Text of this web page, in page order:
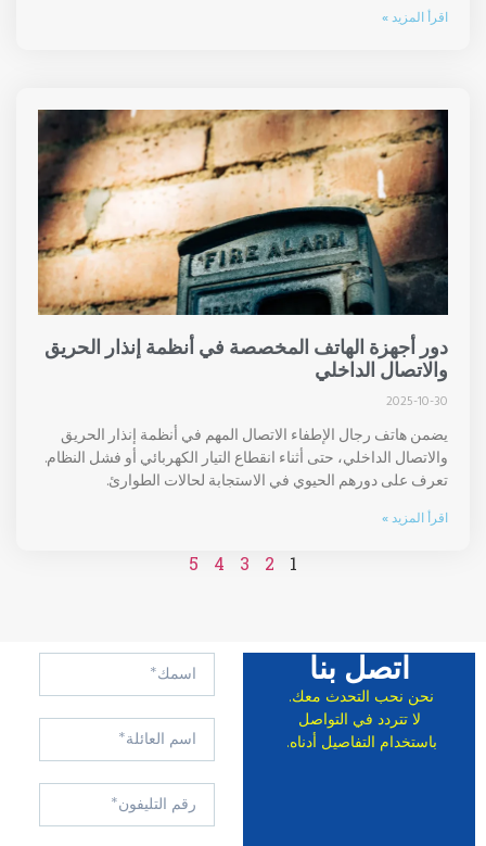
اقرأ المزيد »
دور أجهزة الهاتف المخصصة في أنظمة إنذار الحريق
والاتصال الداخلي
2025-10-30
يضمن هاتف رجال الإطفاء الاتصال المهم في أنظمة إنذار الحريق
والاتصال الداخلي، حتى أثناء انقطاع التيار الكهربائي أو فشل النظام.
تعرف على دورهم الحيوي في الاستجابة لحالات الطوارئ.
اقرأ المزيد »
2
3
4
5
اتصل بنا
نحن نحب التحدث معك.
لا تتردد في التواصل
باستخدام التفاصيل أدناه.